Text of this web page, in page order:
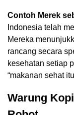
Contoh Merek
Indonesia telah
Mereka
rancang secara
kesehatan setiap
“makanan sehat
Warung